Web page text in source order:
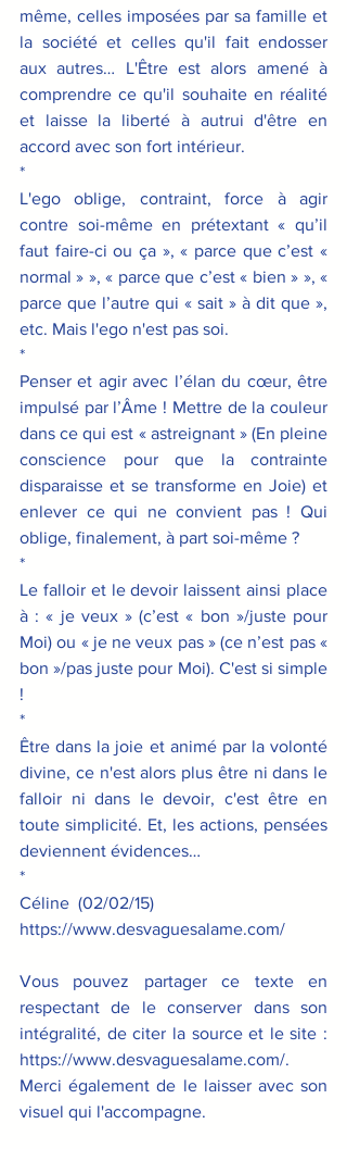
même, celles imposées par sa famille et
la société et celles qu'il fait endosser
aux autres… L'Être est alors amené à
comprendre ce qu'il souhaite en réalité
et laisse la liberté à autrui d'être en
accord avec son fort intérieur.
*
L'ego oblige, contraint, force à agir
contre soi-même en prétextant « qu’il
faut faire-ci ou ça », « parce que c’est «
normal » », « parce que c’est « bien » », «
parce que l’autre qui « sait » à dit que »,
etc. Mais l'ego n'est pas soi.
*
Penser et agir avec l’élan du cœur, être
impulsé par l’Âme ! Mettre de la couleur
dans ce qui est « astreignant » (En pleine
conscience pour que la contrainte
disparaisse et se transforme en Joie) et
enlever ce qui ne convient pas ! Qui
oblige, finalement, à part soi-même ?
*
Le falloir et le devoir laissent ainsi place
à : « je veux » (c’est « bon »/juste pour
Moi) ou « je ne veux pas » (ce n’est pas «
bon »/pas juste pour Moi). C'est si simple
!
*
Être dans la joie et animé par la volonté
divine, ce n'est alors plus être ni dans le
falloir ni dans le devoir, c'est être en
toute simplicité. Et, les actions, pensées
deviennent évidences…
*
Céline  (02/02/15)
https://www.desvaguesalame.com/
Vous pouvez partager ce texte en
respectant de le conserver dans son
intégralité, de citer la source et le site :
https://www.desvaguesalame.com/.
Merci également de le laisser avec son
visuel qui l'accompagne.